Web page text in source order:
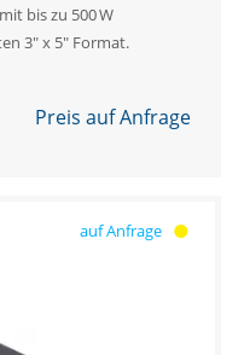
bis zu 500 W
3" x 5" Format.
Preis auf Anfrage
auf Anfrage